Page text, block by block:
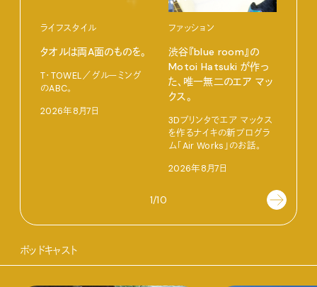
ライフスタイル
タオルは両A面のものを。
T・TOWEL／グルーミング
のABC。
2026年8月7日
ファッション
渋⾕『blue room』の
Motoi Hatsuki が作っ
た、唯⼀無⼆のエア マッ
クス。
3Dプリンタでエア マックス
を作るナイキの新プログラ
ム「Air Works」のお話。
2026年8月7日
1/10
ポッドキャスト